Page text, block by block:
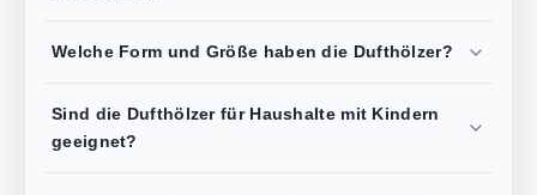
Welche Form und Größe haben die Dufthölzer?
Sind die Dufthölzer für Haushalte mit Kindern
geeignet?